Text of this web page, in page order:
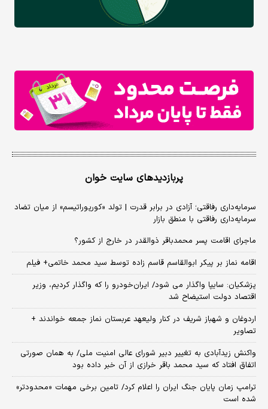
پربازدیدهای سایت خوان
سرمایه‌داری رفاقتی؛ آزادی در برابر قدرت | تولد «کورپوراتیسم» از میان تضاد
سرمایه‌داری رفاقتی با منطق بازار
ماجرای اقامت پسر محمدباقر ذوالقدر در خارج از کشور؟
اقامه نماز بر پیکر ابوالقاسم قاسم زاده توسط سید محمد خاتمی+ فیلم
پزشکیان: سایپا واگذار می شود/ ایران‌خودرو را که واگذار کردیم، وزیر
اقتصاد دولت استیضاح شد
اردوغان و شهباز شریف در کنار ولیعهد عربستان نماز جمعه خواندند +
تصاویر
واکنش زیدآبادی به تغییر دبیر شورای عالی امنیت ملی/ به همان صورتی
اتفاق افتاد که سید محمد باقر خرازی از آن خبر داده بود
ترامپ زمان پایان جنگ ایران را اعلام کرد/ تامین برخی مهمات «محدودتر»
شده است